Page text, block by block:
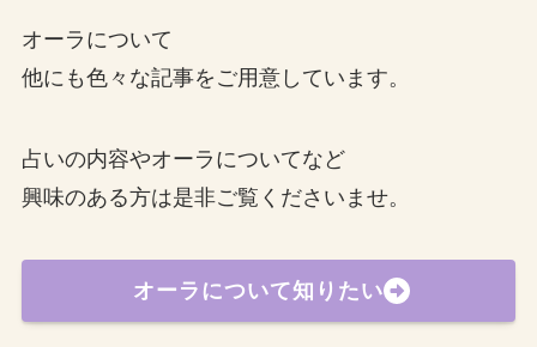
オーラについて
他にも色々な記事をご用意しています。
占いの内容やオーラについてなど
興味のある方は是非ご覧くださいませ。
オーラについて知りたい